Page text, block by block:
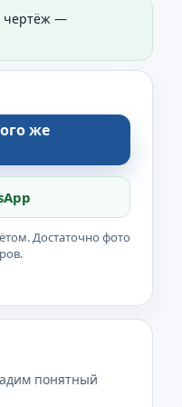
чертёж —
же
Достаточно фото
понятный